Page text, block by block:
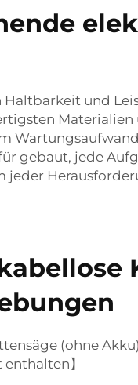
und
gebaut, jede
(ohne
】